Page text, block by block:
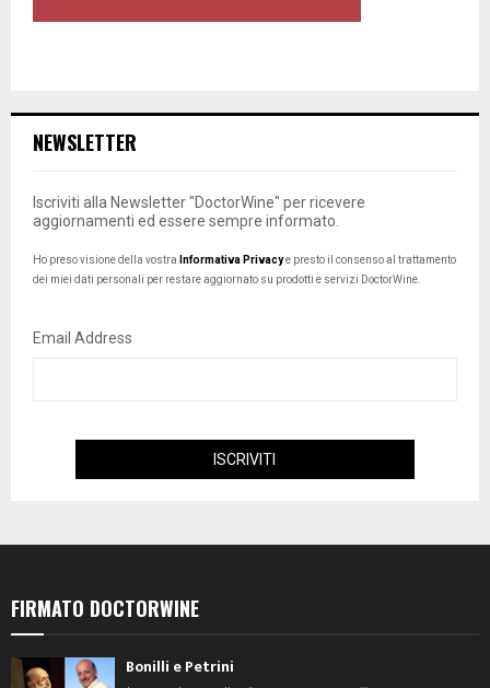
NEWSLETTER
Iscriviti alla Newsletter "DoctorWine" per ricevere
aggiornamenti ed essere sempre informato.
Ho preso visione della vostra Informativa Privacye presto il consenso al trattamento
dei miei dati personali per restare aggiornato su prodotti e servizi DoctorWine.
Email Address
FIRMATO DOCTORWINE
Bonilli e Petrini